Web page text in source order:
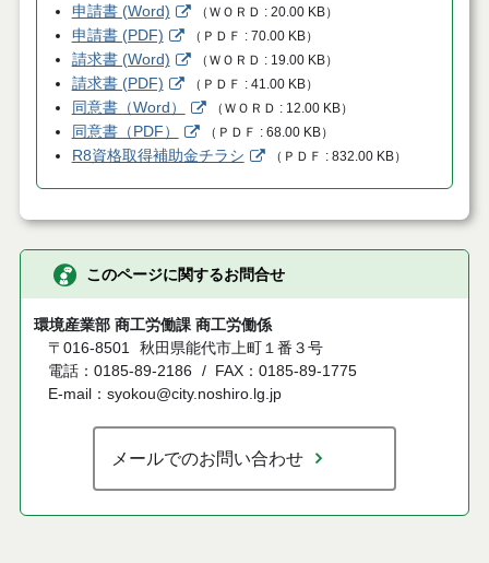
申請書 (Word) （ ＷＯＲＤ 20.00 KB）
申請書 (PDF) （ ＰＤＦ 70.00 KB）
請求書 (Word) （ ＷＯＲＤ 19.00 KB）
請求書 (PDF) （ ＰＤＦ 41.00 KB）
同意書（Word） （ ＷＯＲＤ 12.00 KB）
同意書（PDF） （ ＰＤＦ 68.00 KB）
R8資格取得補助金チラシ （ ＰＤＦ 832.00 KB）
このページに関するお問合せ
環境産業部 商工労働課 商工労働係
〒016-8501
秋田県能代市上町１番３号
電話：0185-89-2186
FAX：0185-89-1775
E-mail：syokou@city.noshiro.lg.jp
メールでのお問い合わせ